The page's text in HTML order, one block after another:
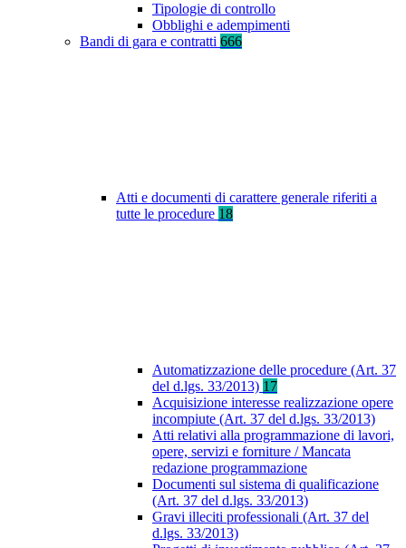
Tipologie di controllo
Obblighi e adempimenti
Bandi di gara e contratti 666
Atti e documenti di carattere generale riferiti a
tutte le procedure 18
Automatizzazione delle procedure (Art. 37
del d.lgs. 33/2013) 17
Acquisizione interesse realizzazione opere
incompiute (Art. 37 del d.lgs. 33/2013)
Atti relativi alla programmazione di lavori,
opere, servizi e forniture / Mancata
redazione programmazione
Documenti sul sistema di qualificazione
(Art. 37 del d.lgs. 33/2013)
Gravi illeciti professionali (Art. 37 del
d.lgs. 33/2013)